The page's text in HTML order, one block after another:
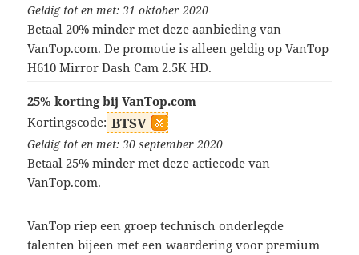
Geldig tot en met: 31 oktober 2020
Betaal 20% minder met deze aanbieding van
VanTop.com. De promotie is alleen geldig op VanTop
H610 Mirror Dash Cam 2.5K HD.
25% korting bij VanTop.com
Kortingscode: BTSV
Geldig tot en met: 30 september 2020
Betaal 25% minder met deze actiecode van
VanTop.com.
VanTop riep een groep technisch onderlegde
talenten bijeen met een waardering voor premium